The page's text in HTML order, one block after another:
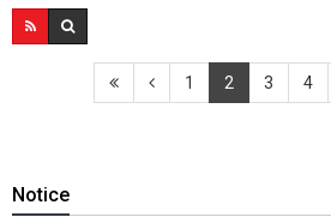
1 2 3 4
Notice